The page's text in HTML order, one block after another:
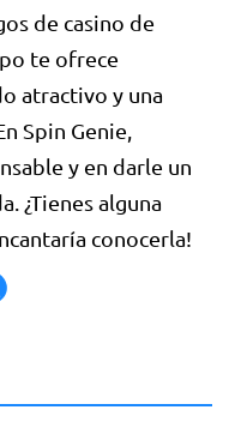
de casino de
te ofrece
atractivo y una
Spin Genie
y en darle un
¿Tienes alguna
conocerla!